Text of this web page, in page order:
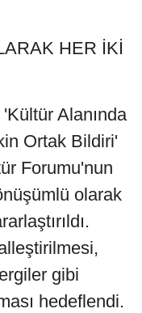
HER İKİ
Alanında
Ortak Bildiri'
Forumu'nun
olarak
gibi
hedeflendi.